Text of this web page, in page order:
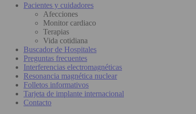
Pacientes y cuidadores
Afecciones
Monitor cardiaco
Terapias
Vida cotidiana
Buscador de Hospitales
Preguntas frecuentes
Interferencias electromagnéticas
Resonancia magnética nuclear
Folletos informativos
Tarjeta de implante internacional
Contacto